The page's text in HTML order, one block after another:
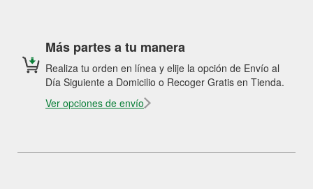
Más partes a tu manera
Realiza tu orden en línea y elije la opción de Envío al
Día Siguiente a Domicilio o Recoger Gratis en Tienda.
Ver opciones de envío